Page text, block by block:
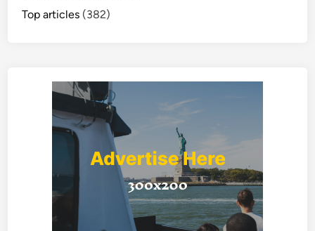
Top articles (382)